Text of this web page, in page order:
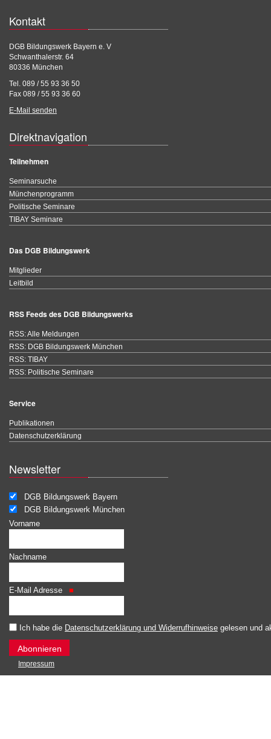
Kontakt
DGB Bildungswerk Bayern e. V
Schwanthalerstr. 64
80336 München
Tel. 089 / 55 93 36 50
Fax 089 / 55 93 36 60
E-Mail senden
Direktnavigation
Teilnehmen
Seminarsuche
Münchenprogramm
Politische Seminare
TIBAY Seminare
Das DGB Bildungswerk
Mitglieder
Leitbild
RSS Feeds des DGB Bildungswerks
RSS: Alle Meldungen
RSS: DGB Bildungswerk München
RSS: TIBAY
RSS: Politische Seminare
Service
Publikationen
Datenschutzerklärung
Newsletter
DGB Bildungswerk Bayern
DGB Bildungswerk München
Vorname
Nachname
E-Mail Adresse
Ich habe die Datenschutzerklärung und Widerrufhinweise gelesen und
Impressum